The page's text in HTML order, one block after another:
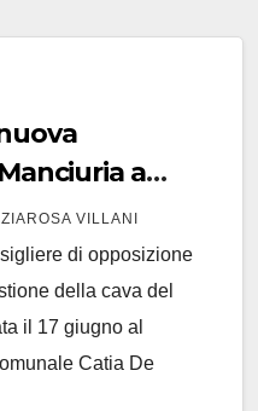
a
VILLANI
di opposizione
della cava del
il 17 giugno al
Catia De